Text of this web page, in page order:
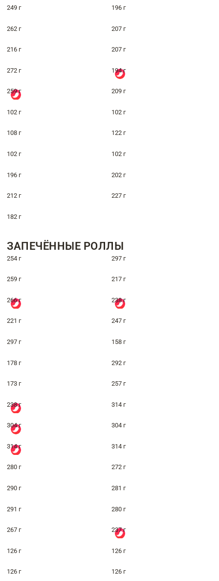
249 г 196 г
262 г 207 г
216 г 207 г
272 г 194 г
259 г 209 г
102 г 102 г
108 г 122 г
102 г 102 г
196 г 202 г
212 г 227 г
182 г
ЗАПЕЧЁННЫЕ РОЛЛЫ
254 г 297 г
259 г 217 г
266 г 238 г
221 г 247 г
297 г 158 г
178 г 292 г
173 г 257 г
238 г 314 г
304 г 304 г
314 г 314 г
280 г 272 г
290 г 281 г
291 г 280 г
267 г 237 г
126 г 126 г
126 г 126 г